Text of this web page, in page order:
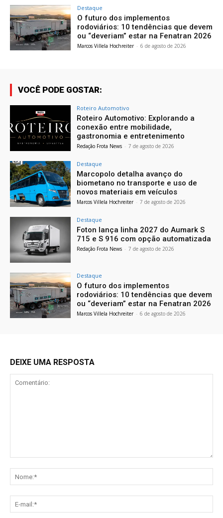
Destaque
O futuro dos implementos
rodoviários: 10 tendências que devem
ou “deveriam” estar na Fenatran 2026
Marcos Villela Hochreiter - 6 de agosto de 2026
VOCÊ PODE GOSTAR:
Roteiro Automotivo
Roteiro Automotivo: Explorando a
conexão entre mobilidade,
gastronomia e entretenimento
Redação Frota News - 7 de agosto de 2026
Destaque
Marcopolo detalha avanço do
biometano no transporte e uso de
novos materiais em veículos
Marcos Villela Hochreiter - 7 de agosto de 2026
Destaque
Foton lança linha 2027 do Aumark S
715 e S 916 com opção automatizada
Redação Frota News - 7 de agosto de 2026
Destaque
O futuro dos implementos
rodoviários: 10 tendências que devem
ou “deveriam” estar na Fenatran 2026
Marcos Villela Hochreiter - 6 de agosto de 2026
DEIXE UMA RESPOSTA